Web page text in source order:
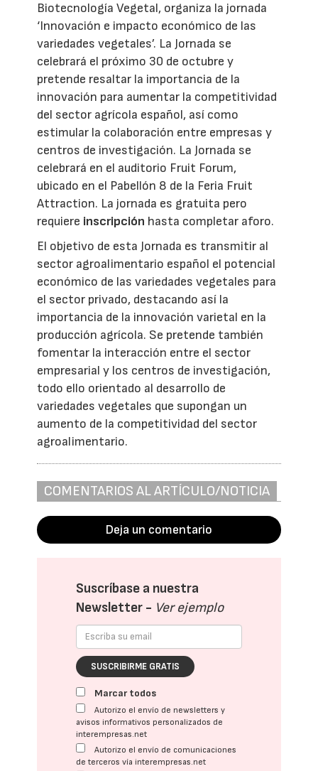
Biotecnología Vegetal, organiza la jornada
‘Innovación e impacto económico de las
variedades vegetales’. La Jornada se
celebrará el próximo 30 de octubre y
pretende resaltar la importancia de la
innovación para aumentar la competitividad
del sector agrícola español, así como
estimular la colaboración entre empresas y
centros de investigación. La Jornada se
celebrará en el auditorio Fruit Forum,
ubicado en el Pabellón 8 de la Feria Fruit
Attraction. La jornada es gratuita pero
requiere inscripción hasta completar aforo.
El objetivo de esta Jornada es transmitir al
sector agroalimentario español el potencial
económico de las variedades vegetales para
el sector privado, destacando así la
importancia de la innovación varietal en la
producción agrícola. Se pretende también
fomentar la interacción entre el sector
empresarial y los centros de investigación,
todo ello orientado al desarrollo de
variedades vegetales que supongan un
aumento de la competitividad del sector
agroalimentario.
COMENTARIOS AL ARTÍCULO/NOTICIA
Deja un comentario
Suscríbase a nuestra
Newsletter - Ver ejemplo
SUSCRIBIRME GRATIS
Marcar todos
Autorizo el envío de newsletters y
avisos informativos personalizados de
interempresas.net
Autorizo el envío de comunicaciones
de terceros vía interempresas.net